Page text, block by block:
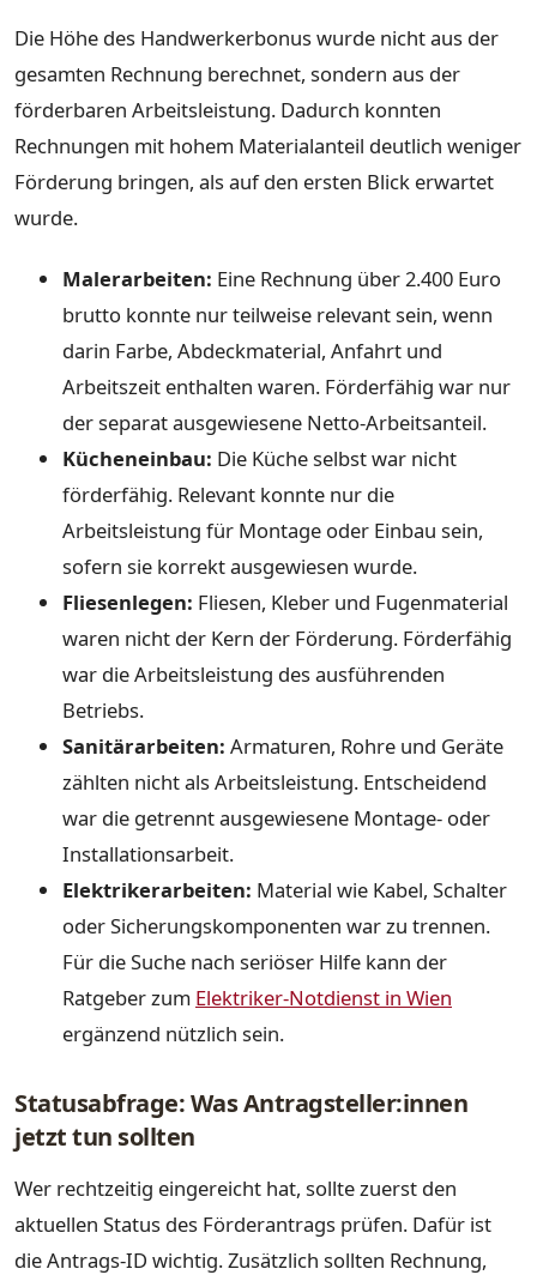
Die Höhe des Handwerkerbonus wurde nicht aus der
gesamten Rechnung berechnet, sondern aus der
förderbaren Arbeitsleistung. Dadurch konnten
Rechnungen mit hohem Materialanteil deutlich weniger
Förderung bringen, als auf den ersten Blick erwartet
wurde.
Malerarbeiten: Eine Rechnung über 2.400 Euro
brutto konnte nur teilweise relevant sein, wenn
darin Farbe, Abdeckmaterial, Anfahrt und
Arbeitszeit enthalten waren. Förderfähig war nur
der separat ausgewiesene Netto-Arbeitsanteil.
Kücheneinbau: Die Küche selbst war nicht
förderfähig. Relevant konnte nur die
Arbeitsleistung für Montage oder Einbau sein,
sofern sie korrekt ausgewiesen wurde.
Fliesenlegen: Fliesen, Kleber und Fugenmaterial
waren nicht der Kern der Förderung. Förderfähig
war die Arbeitsleistung des ausführenden
Betriebs.
Sanitärarbeiten: Armaturen, Rohre und Geräte
zählten nicht als Arbeitsleistung. Entscheidend
war die getrennt ausgewiesene Montage- oder
Installationsarbeit.
Elektrikerarbeiten: Material wie Kabel, Schalter
oder Sicherungskomponenten war zu trennen.
Für die Suche nach seriöser Hilfe kann der
Ratgeber zum Elektriker-Notdienst in Wien
ergänzend nützlich sein.
Statusabfrage: Was Antragsteller:innen
jetzt tun sollten
Wer rechtzeitig eingereicht hat, sollte zuerst den
aktuellen Status des Förderantrags prüfen. Dafür ist
die Antrags-ID wichtig. Zusätzlich sollten Rechnung,